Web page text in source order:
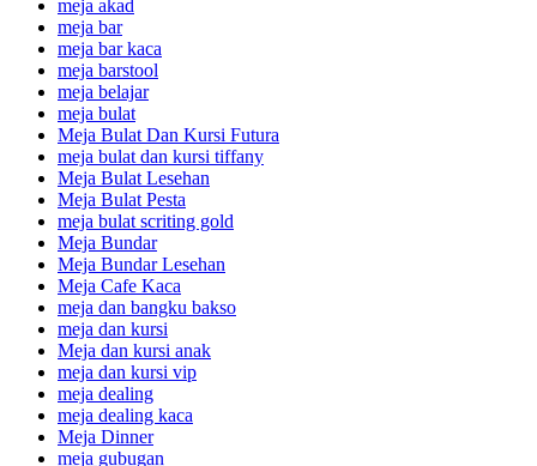
meja akad
meja bar
meja bar kaca
meja barstool
meja belajar
meja bulat
Meja Bulat Dan Kursi Futura
meja bulat dan kursi tiffany
Meja Bulat Lesehan
Meja Bulat Pesta
meja bulat scriting gold
Meja Bundar
Meja Bundar Lesehan
Meja Cafe Kaca
meja dan bangku bakso
meja dan kursi
Meja dan kursi anak
meja dan kursi vip
meja dealing
meja dealing kaca
Meja Dinner
meja gubugan